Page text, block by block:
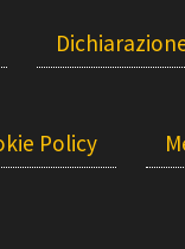
Policy